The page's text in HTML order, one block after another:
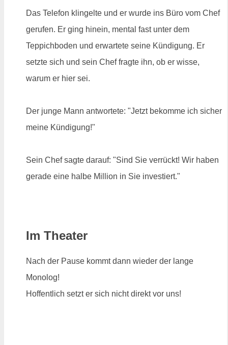
Das Telefon klingelte und er wurde ins Büro vom Chef
gerufen. Er ging hinein, mental fast unter dem
Teppichboden und erwartete seine Kündigung. Er
setzte sich und sein Chef fragte ihn, ob er wisse,
warum er hier sei.
Der junge Mann antwortete: "Jetzt bekomme ich sicher
meine Kündigung!"
Sein Chef sagte darauf: "Sind Sie verrückt! Wir haben
gerade eine halbe Million in Sie investiert."
Im Theater
Nach der Pause kommt dann wieder der lange
Monolog!
Hoffentlich setzt er sich nicht direkt vor uns!